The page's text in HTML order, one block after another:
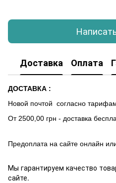
Доставка Оплата
ДОСТАВКА :
Новой почтой согласно
От 2500,00 грн - доставка
Предоплата на сайте онлайн
Мы гарантируем качество
сайте.